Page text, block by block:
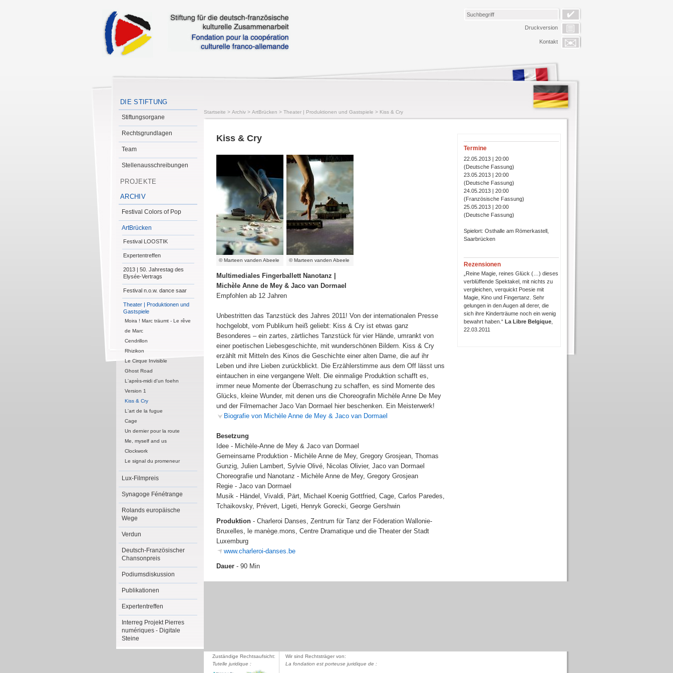
Druckversion
Kontakt
DIE STIFTUNG
Stiftungsorgane
Rechtsgrundlagen
Team
Stellenausschreibungen
PROJEKTE
ARCHIV
Festival Colors of Pop
ArtBrücken
Festival LOOSTIK
Expertentreffen
2013 | 50. Jahrestag des
Elysée-Vertrags
Festival n.o.w. dance saar
Theater | Produktionen und
Gastspiele
Moira ! Marc träumt - Le rêve
de Marc
Cendrillon
Rhizikon
Le Cirque Invisible
Ghost Road
L'après-midi d'un foehn
Version 1
Kiss & Cry
L'art de la fugue
Cage
Un dernier pour la route
Me, myself and us
Clockwork
Le signal du promeneur
Lux-Filmpreis
Synagoge Fénétrange
Rolands europäische
Wege
Verdun
Deutsch-Französischer
Chansonpreis
Podiumsdiskussion
Publikationen
Expertentreffen
Interreg Projekt Pierres
numériques - Digitale
Steine
Startseite > Archiv > ArtBrücken > Theater | Produktionen und Gastspiele > Kiss & Cry
Kiss & Cry
© Marteen vanden Abeele © Marteen vanden Abeele
Multimediales Fingerballett Nanotanz |
Michèle Anne de Mey & Jaco van Dormael
Empfohlen ab 12 Jahren
Unbestritten das Tanzstück des Jahres 2011! Von der internationalen Presse
hochgelobt, vom Publikum heiß geliebt: Kiss & Cry ist etwas ganz
Besonderes – ein zartes, zärtliches Tanzstück für vier Hände, umrankt von
einer poetischen Liebesgeschichte, mit wunderschönen Bildern. Kiss & Cry
erzählt mit Mitteln des Kinos die Geschichte einer alten Dame, die auf ihr
Leben und ihre Lieben zurückblickt. Die Erzählerstimme aus dem Off lässt uns
eintauchen in eine vergangene Welt. Die einmalige Produktion schafft es,
immer neue Momente der Überraschung zu schaffen, es sind Momente des
Glücks, kleine Wunder, mit denen uns die Choreografin Michèle Anne De Mey
und der Filmemacher Jaco Van Dormael hier beschenken. Ein Meisterwerk!
Biografie von Michèle Anne de Mey & Jaco van Dormael
Besetzung
Idee - Michèle-Anne de Mey & Jaco van Dormael
Gemeinsame Produktion - Michèle Anne de Mey, Gregory Grosjean, Thomas
Gunzig, Julien Lambert, Sylvie Olivé, Nicolas Olivier, Jaco van Dormael
Choreografie und Nanotanz - Michèle Anne de Mey, Gregory Grosjean
Regie - Jaco van Dormael
Musik - Händel, Vivaldi, Pärt, Michael Koenig Gottfried, Cage, Carlos Paredes,
Tchaikovsky, Prévert, Ligeti, Henryk Gorecki, George Gershwin
Produktion - Charleroi Danses, Zentrum für Tanz der Föderation Wallonie-
Bruxelles, le manège.mons, Centre Dramatique und die Theater der Stadt
Luxemburg
www.charleroi-danses.be
Dauer - 90 Min
Termine
22.05.2013 | 20:00
(Deutsche Fassung)
23.05.2013 | 20:00
(Deutsche Fassung)
24.05.2013 | 20:00
(Französische Fassung)
25.05.2013 | 20:00
(Deutsche Fassung)
Spielort: Osthalle am Römerkastell,
Saarbrücken
Rezensionen
„Reine Magie, reines Glück (…) dieses
verblüffende Spektakel, mit nichts zu
vergleichen, verquickt Poesie mit
Magie, Kino und Fingertanz. Sehr
gelungen in den Augen all derer, die
sich ihre Kinderträume noch ein wenig
bewahrt haben.“ La Libre Belgique
22.03.2011
Zuständige Rechtsaufsicht:
Tutelle juridique :
Wir sind Rechtsträger von:
La fondation est porteuse juridique de :